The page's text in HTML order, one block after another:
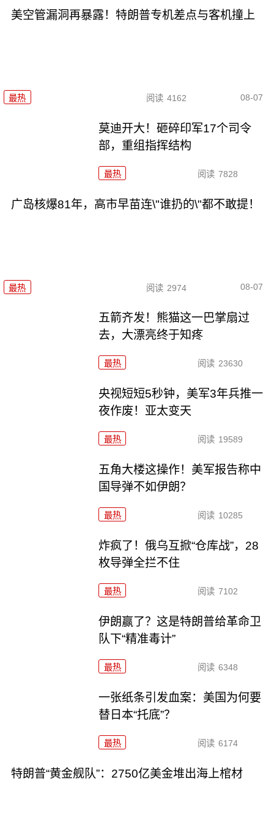
美空管漏洞再暴露！特朗普专机差点与客机撞上
最热 阅读 4162 08-07
莫迪开大！砸碎印军17个司令
部，重组指挥结构
最热 阅读 7828
广岛核爆81年，高市早苗连\"谁扔的\"都不敢提！
最热 阅读 2974 08-07
五箭齐发！熊猫这一巴掌扇过
去，大漂亮终于知疼
最热 阅读 23630
央视短短5秒钟，美军3年兵推一
夜作废！亚太变天
最热 阅读 19589
五角大楼这操作！美军报告称中
国导弹不如伊朗？
最热 阅读 10285
炸疯了！俄乌互掀“仓库战”，28
枚导弹全拦不住
最热 阅读 7102
伊朗赢了？这是特朗普给革命卫
队下“精准毒计”
最热 阅读 6348
一张纸条引发血案：美国为何要
替日本“托底”？
最热 阅读 6174
特朗普“黄金舰队”：2750亿美金堆出海上棺材